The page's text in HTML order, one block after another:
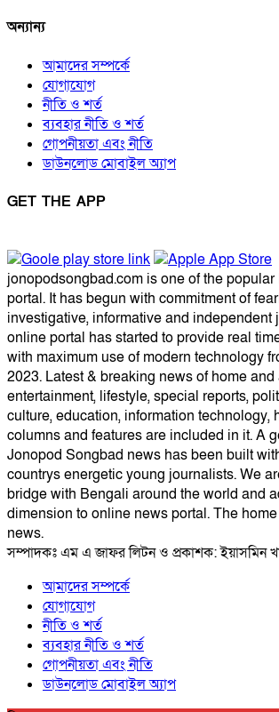
অন্যান্য
আমাদের সম্পর্কে
যোগাযোগ
নীতি ও শর্ত
ব্যবহার নীতি ও শর্ত
গোপনীয়তা এবং নীতি
ডাউনলোড মোবাইল অ্যাপ
GET THE APP
jonopodsongbad.com is one of the
portal. It has begun with commitment of
investigative, informative and independent
online portal has started to provide real
with maximum use of modern technology
2023. Latest & breaking news of home and
entertainment, lifestyle, special reports,
culture, education, information technology,
columns and features are included in it. A
Jonopod Songbad news has been built
countrys energetic young journalists. We
bridge with Bengali around the world and
dimension to online news portal. The
news.
সম্পাদকঃ এম এ জাফর লিটন ও প্রকাশক: ইয়াসমিন
আমাদের সম্পর্কে
যোগাযোগ
নীতি ও শর্ত
ব্যবহার নীতি ও শর্ত
গোপনীয়তা এবং নীতি
ডাউনলোড মোবাইল অ্যাপ